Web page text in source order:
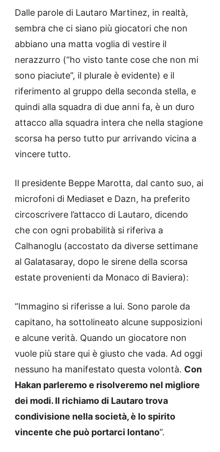
Dalle parole di Lautaro Martinez, in realtà,
sembra che ci siano più giocatori che non
abbiano una matta voglia di vestire il
nerazzurro (“ho visto tante cose che non mi
sono piaciute”, il plurale è evidente) e il
riferimento al gruppo della seconda stella, e
quindi alla squadra di due anni fa, è un duro
attacco alla squadra intera che nella stagione
scorsa ha perso tutto pur arrivando vicina a
vincere tutto.
Il presidente Beppe Marotta, dal canto suo, ai
microfoni di Mediaset e Dazn, ha preferito
circoscrivere l’attacco di Lautaro, dicendo
che con ogni probabilità si riferiva a
Calhanoglu (accostato da diverse settimane
al Galatasaray, dopo le sirene della scorsa
estate provenienti da Monaco di Baviera):
“Immagino si riferisse a lui. Sono parole da
capitano, ha sottolineato alcune supposizioni
e alcune verità. Quando un giocatore non
vuole più stare qui è giusto che vada. Ad oggi
nessuno ha manifestato questa volontà. Con
Hakan parleremo e risolveremo nel migliore
dei modi. Il richiamo di Lautaro trova
condivisione nella società, è lo spirito
vincente che può portarci lontano”.